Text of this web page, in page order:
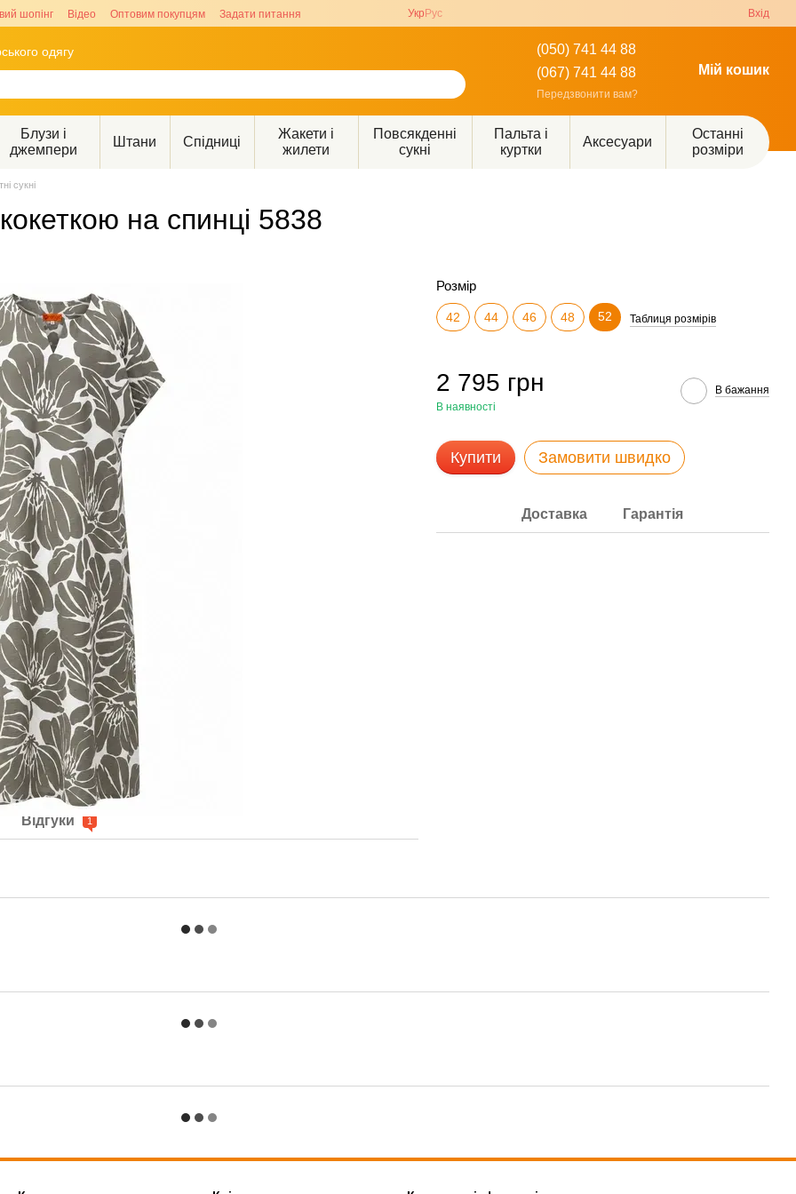
шопінг Відео Оптовим покупцям Задати питання Укр Рус Вхід
одягу
(050) 741 44 88
(067) 741 44 88
Передзвонити вам?
Мій кошик
Блузи і
джемпери
Штани Спідниці
Жакети і
жилети
Повсякденні
сукні
Пальта і
куртки
Аксесуари
Останні
розміри
сукні
на спинці 5838
Відгуки 1
Розмір
42 44 46 48 52 Таблиця розмірів
2 795 грн
В наявності
В бажання
Купити Замовити швидко
Доставка Гарантія